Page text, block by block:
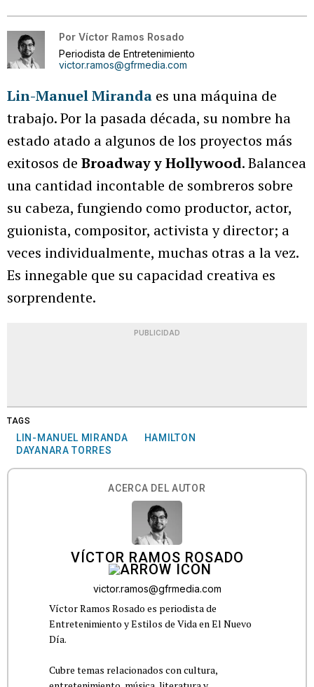
Por Víctor Ramos Rosado
Periodista de Entretenimiento
victor.ramos@gfrmedia.com
Lin-Manuel Miranda es una máquina de
trabajo. Por la pasada década, su nombre ha
estado atado a algunos de los proyectos más
exitosos de Broadway y Hollywood. Balancea
una cantidad incontable de sombreros sobre
su cabeza, fungiendo como productor, actor,
guionista, compositor, activista y director; a
veces individualmente, muchas otras a la vez.
Es innegable que su capacidad creativa es
sorprendente.
PUBLICIDAD
TAGS
LIN-MANUEL MIRANDA
HAMILTON
DAYANARA TORRES
ACERCA DEL AUTOR
VÍCTOR RAMOS ROSADO
victor.ramos@gfrmedia.com
Víctor Ramos Rosado es periodista de
Entretenimiento y Estilos de Vida en El Nuevo
Día.
Cubre temas relacionados con cultura,